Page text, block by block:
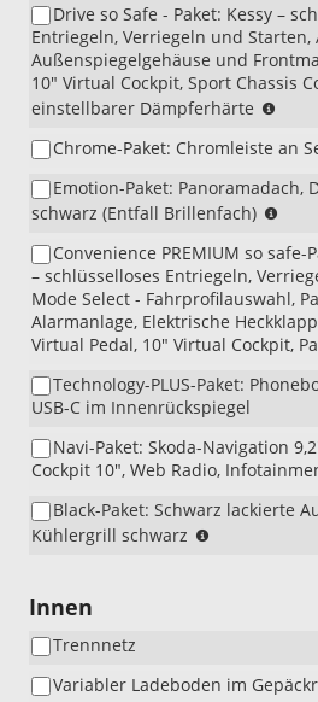
mit
4A4)
mit
PLG/PLP/PLE/
(nicht
i.V.
mit
Drive so Safe - Paket: Kessy –
Entriegeln, Verriegeln und Starten,
Außenspiegelgehäuse und
10" Virtual Cockpit, Sport Chassis
einstellbarer Dämpferhärte
mit
mit
PYC)
Chrome-Paket: Chromleiste an
Emotion-Paket: Panoramadach,
schwarz (Entfall Brillenfach)
mit
HO/
Convenience PREMIUM so safe-
– schlüsselloses Entriegeln,
Mode Select - Fahrprofilauswahl,
Alarmanlage, Elektrische
Virtual Pedal, 10" Virtual Cockpit,
Technology-PLUS-Paket:
USB-C im Innenrückspiegel
Navi-Paket: Skoda-Navigation
Cockpit 10", Web Radio,
Black-Paket: Schwarz lackierte
Kühlergrill schwarz
Innen
Trennnetz
Variabler Ladeboden im